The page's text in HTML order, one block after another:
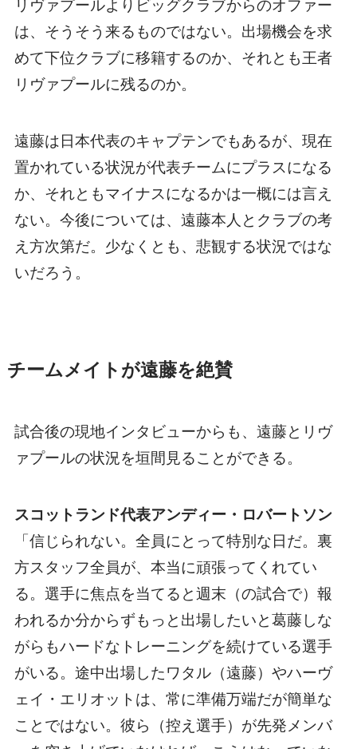
リヴァプールよりビッグクラブからのオファー
は、そうそう来るものではない。出場機会を求
めて下位クラブに移籍するのか、それとも王者
リヴァプールに残るのか。
遠藤は日本代表のキャプテンでもあるが、現在
置かれている状況が代表チームにプラスになる
か、それともマイナスになるかは一概には言え
ない。今後については、遠藤本人とクラブの考
え方次第だ。少なくとも、悲観する状況ではな
いだろう。
チームメイトが遠藤を絶賛
試合後の現地インタビューからも、遠藤とリヴ
ァプールの状況を垣間見ることができる。
スコットランド代表アンディー・ロバートソン
「信じられない。全員にとって特別な日だ。裏
方スタッフ全員が、本当に頑張ってくれてい
る。選手に焦点を当てると週末（の試合で）報
われるか分からずもっと出場したいと葛藤しな
がらもハードなトレーニングを続けている選手
がいる。途中出場したワタル（遠藤）やハーヴ
ェイ・エリオットは、常に準備万端だが簡単な
ことではない。彼ら（控え選手）が先発メンバ